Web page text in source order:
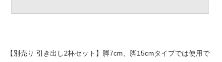
【別売り 引き出し2杯セット】脚7cm、脚15cmタイプでは使用で